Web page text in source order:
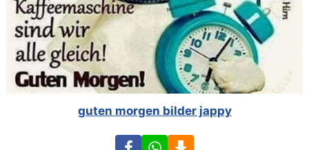
guten morgen bilder jappy
FacebookWhatsApp